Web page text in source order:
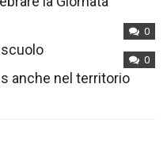
0
0
anche nel territorio